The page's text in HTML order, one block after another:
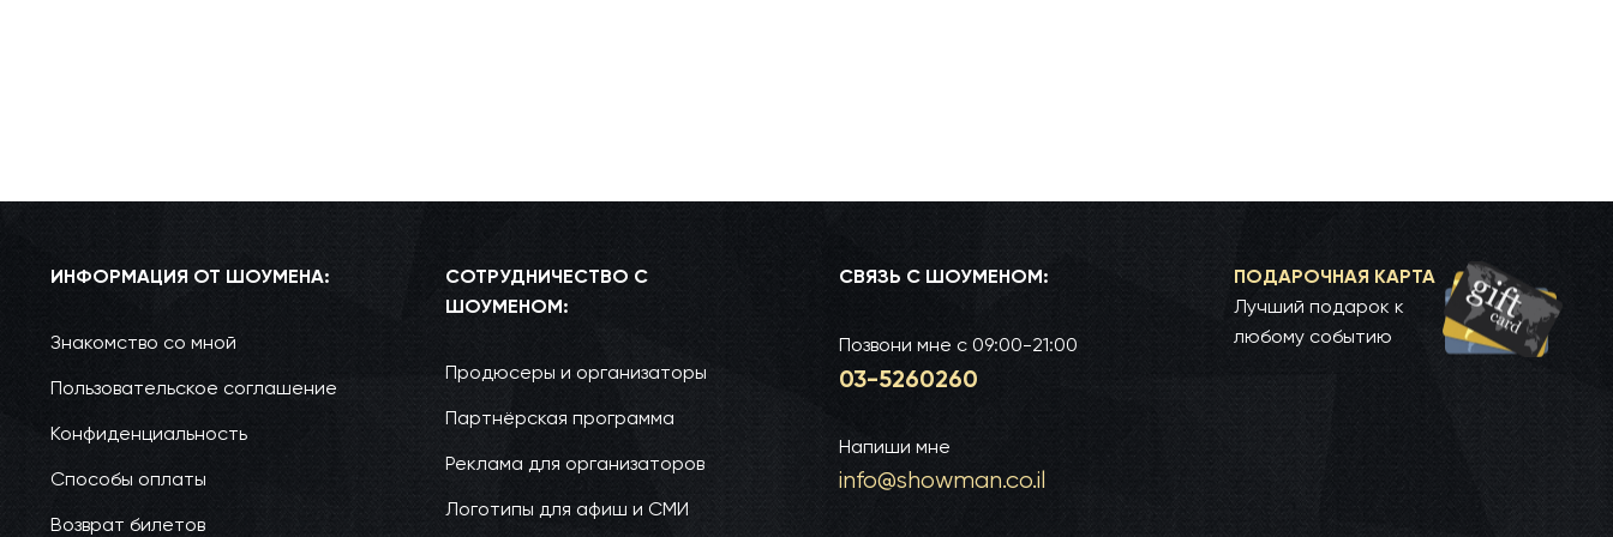
ИНФОРМАЦИЯ ОТ ШОУМЕНА:
Знакомство со мной
Пользовательское соглашение
Конфиденциальность
Способы оплаты
Возврат билетов
СОТРУДНИЧЕСТВО С
ШОУМЕНОМ:
Продюсеры и организаторы
Партнёрская программа
Реклама для организаторов
Логотипы для афиш и СМИ
СВЯЗЬ С ШОУМЕНОМ:
Позвони мне с 09:00-21:00
03-52­60­260
Напиши мне
info@show­man.co.il
ПОДАРОЧНАЯ КАРТА
Лучший подарок к
любому событию